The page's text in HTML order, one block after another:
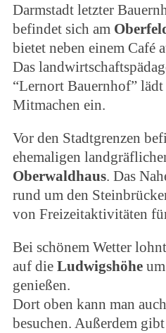
Darmstadt letzter
befindet sich am
bietet neben einem Café
Das
“Lernort Bauernhof”
Mitmachen ein.
Vor den Stadtgrenzen
ehemaligen
Oberwaldhaus. Das
rund um den
von Freizeitaktivitäten
Bei schönem Wetter
auf die Ludwigshöheum
genießen.
Dort oben kann man
besuchen. Außerdem